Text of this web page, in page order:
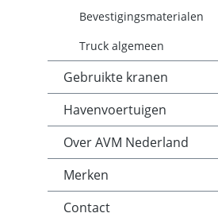
Bevestigingsmaterialen
Truck algemeen
Gebruikte kranen
Havenvoertuigen
Over AVM Nederland
Merken
Contact